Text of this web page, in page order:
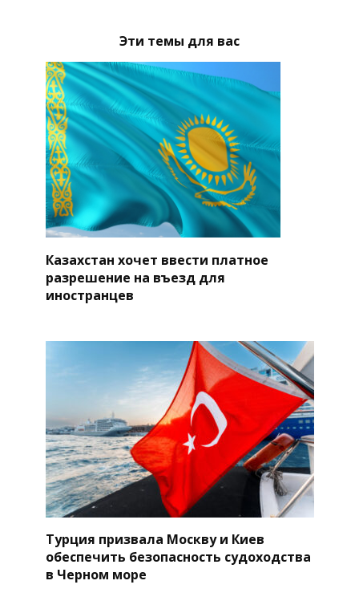
Эти темы для вас
Казахстан хочет ввести платное
разрешение на въезд для
иностранцев
Турция призвала Москву и Киев
обеспечить безопасность судоходства
в Черном море